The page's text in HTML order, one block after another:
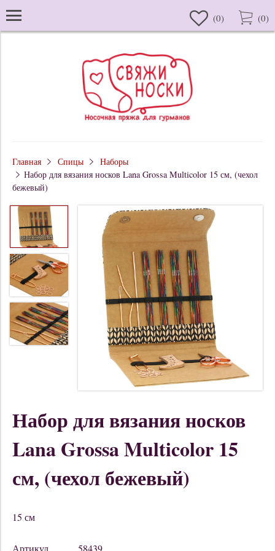
(0) (0)
Главная Спицы
Наборы
Набор для вязания носков Lana Grossa Multicolor 15 см, (чехол
бежевый)
Набор для вязания носков
Lana Grossa Multicolor 15
см, (чехол бежевый)
15 см